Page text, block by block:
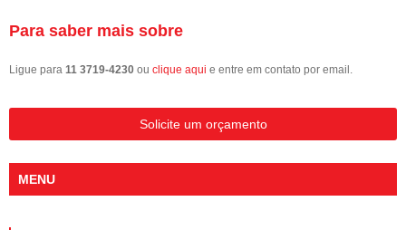
Para saber mais sobre
Ligue para 11 3719-4230 ou clique aqui e entre em contato por email.
Solicite um orçamento
MENU